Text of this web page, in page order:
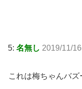
5: 名無し 2019/11/
これは梅ちゃんバズ